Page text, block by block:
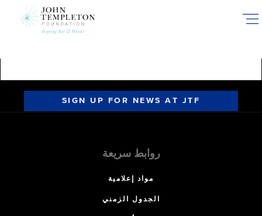
SIGN UP FOR NEWS AT JTF
روابط سريعة
مواد إعلامية
الجدول الزمني